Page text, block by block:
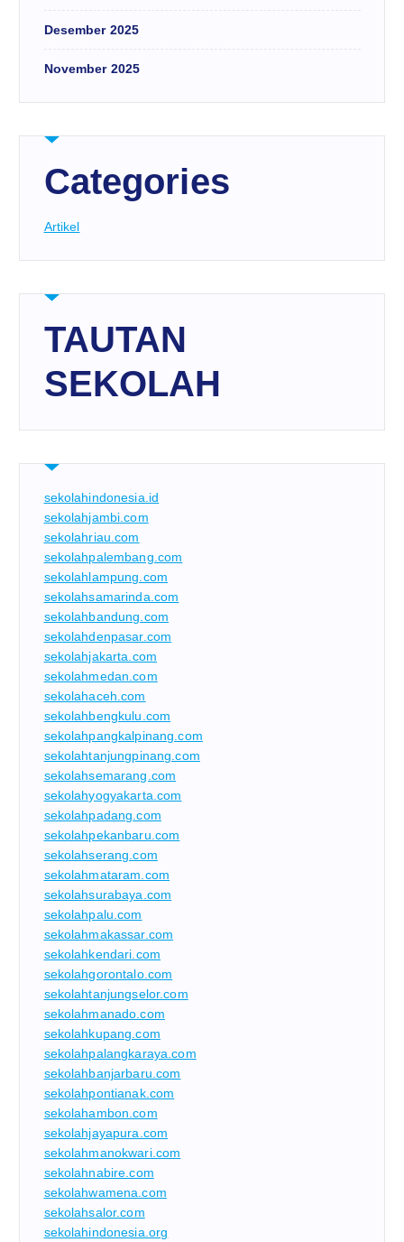
Desember 2025
November 2025
Categories
Artikel
TAUTAN
SEKOLAH
sekolahindonesia.id
sekolahjambi.com
sekolahriau.com
sekolahpalembang.com
sekolahlampung.com
sekolahsamarinda.com
sekolahbandung.com
sekolahdenpasar.com
sekolahjakarta.com
sekolahmedan.com
sekolahaceh.com
sekolahbengkulu.com
sekolahpangkalpinang.com
sekolahtanjungpinang.com
sekolahsemarang.com
sekolahyogyakarta.com
sekolahpadang.com
sekolahpekanbaru.com
sekolahserang.com
sekolahmataram.com
sekolahsurabaya.com
sekolahpalu.com
sekolahmakassar.com
sekolahkendari.com
sekolahgorontalo.com
sekolahtanjungselor.com
sekolahmanado.com
sekolahkupang.com
sekolahpalangkaraya.com
sekolahbanjarbaru.com
sekolahpontianak.com
sekolahambon.com
sekolahjayapura.com
sekolahmanokwari.com
sekolahnabire.com
sekolahwamena.com
sekolahsalor.com
sekolahindonesia.org